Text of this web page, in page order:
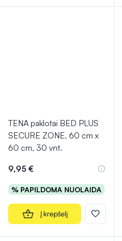
TENA paklotai BED PLUS
SECURE ZONE, 60 cm x
60 cm, 30 vnt.
9,95 €
% PAPILDOMA NUOLAIDA
Į krepšelį